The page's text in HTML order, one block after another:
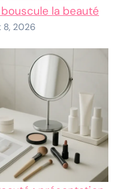
la beauté
8, 2026